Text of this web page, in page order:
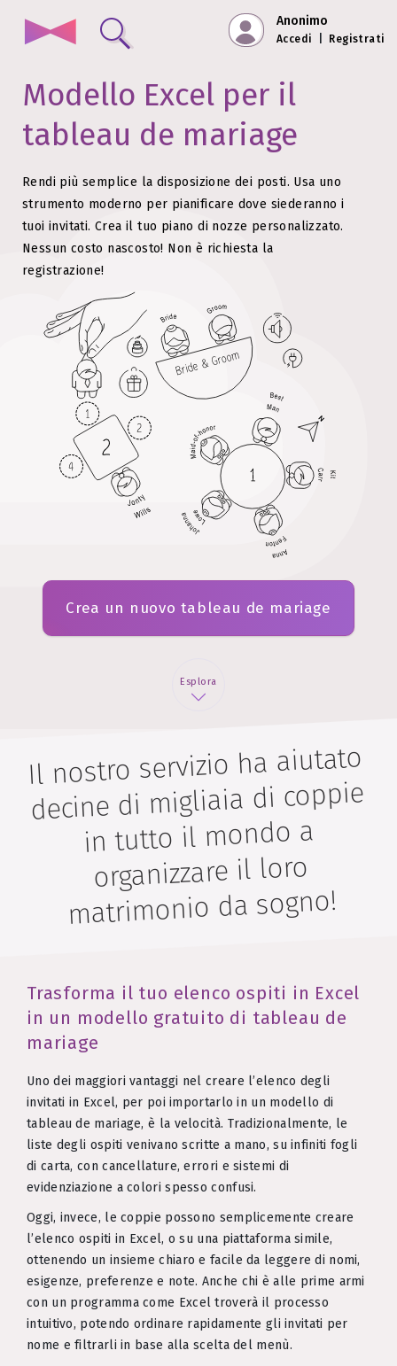
Anonimo
Accedi Registrati
Modello Excel per il
tableau de mariage
Rendi più semplice la disposizione dei posti. Usa uno
strumento moderno per pianificare dove siederanno i
tuoi invitati. Crea il tuo piano di nozze personalizzato.
Nessun costo nascosto! Non è richiesta la
registrazione!
Crea un nuovo tableau de mariage
Esplora
Il nostro servizio ha aiutato
decine di migliaia di coppie
in tutto il mondo a
organizzare il loro
matrimonio da sogno!
Trasforma il tuo elenco ospiti in Excel
in un modello gratuito di tableau de
mariage
Uno dei maggiori vantaggi nel creare l’elenco degli
invitati in Excel, per poi importarlo in un modello di
tableau de mariage, è la velocità. Tradizionalmente, le
liste degli ospiti venivano scritte a mano, su infiniti fogli
di carta, con cancellature, errori e sistemi di
evidenziazione a colori spesso confusi.
Oggi, invece, le coppie possono semplicemente creare
l’elenco ospiti in Excel, o su una piattaforma simile,
ottenendo un insieme chiaro e facile da leggere di nomi,
esigenze, preferenze e note. Anche chi è alle prime armi
con un programma come Excel troverà il processo
intuitivo, potendo ordinare rapidamente gli invitati per
nome e filtrarli in base alla scelta del menù.